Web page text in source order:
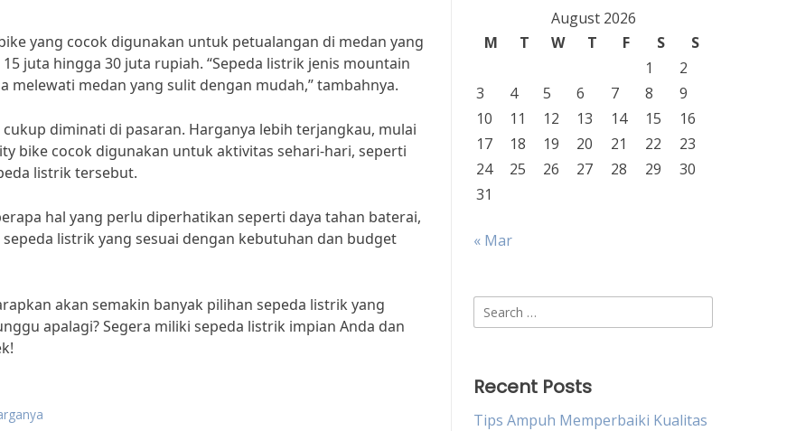
yang cocok digunakan untuk petualangan di medan yang
juta hingga 30 juta rupiah. “Sepeda listrik jenis mountain
medan yang sulit dengan mudah,” tambahnya.
diminati di pasaran. Harganya lebih terjangkau, mulai
bike cocok digunakan untuk aktivitas sehari-hari, seperti
listrik tersebut.
hal yang perlu diperhatikan seperti daya tahan baterai,
listrik yang sesuai dengan kebutuhan dan budget
akan semakin banyak pilihan sepeda listrik yang
apalagi? Segera miliki sepeda listrik impian Anda dan
August 2026
M
T W T F S
S
1
2
3
4 5 6 7 8
9
10
11 12 13 14 15
16
17
18 19 20 21 22
23
24
25 26 27 28 29
30
31
« Mar
Search
for:
Recent Posts
Tips Ampuh Memperbaiki Kualitas